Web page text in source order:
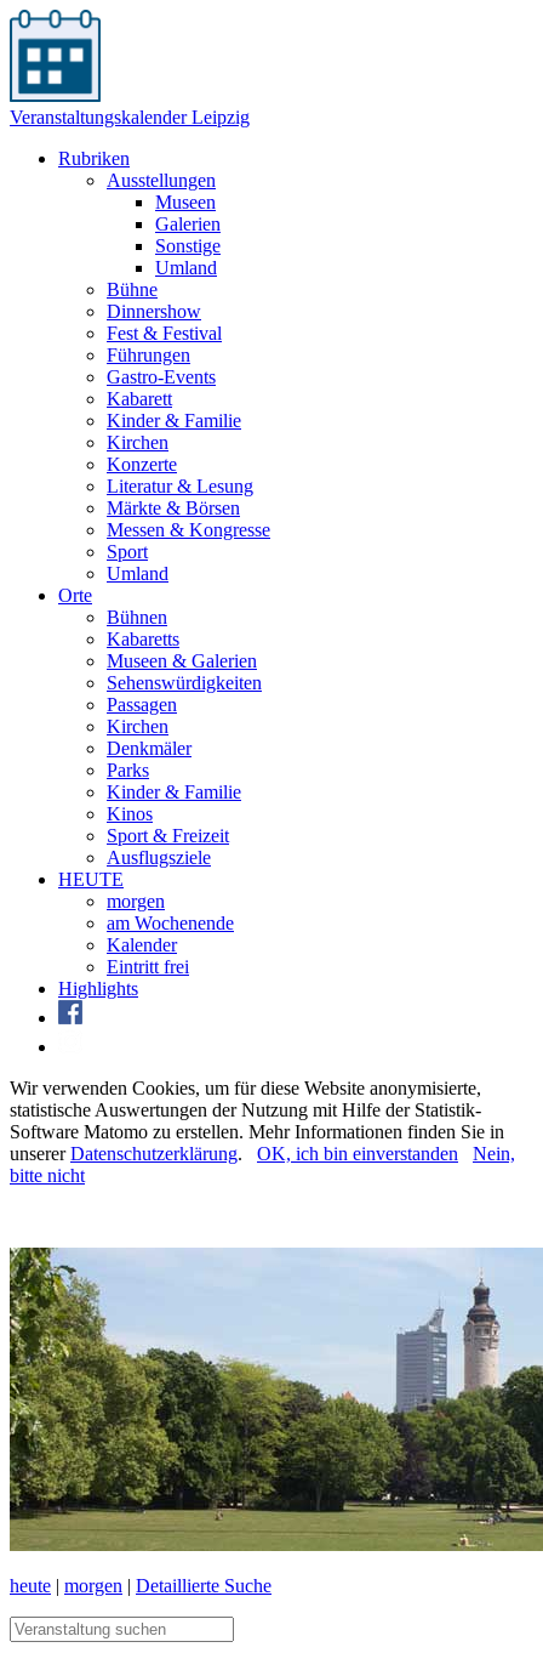
Veranstaltungskalender Leipzig
Rubriken
Ausstellungen
Museen
Galerien
Sonstige
Umland
Bühne
Dinnershow
Fest & Festival
Führungen
Gastro-Events
Kabarett
Kinder & Familie
Kirchen
Konzerte
Literatur & Lesung
Märkte & Börsen
Messen & Kongresse
Sport
Umland
Orte
Bühnen
Kabaretts
Museen & Galerien
Sehenswürdigkeiten
Passagen
Kirchen
Denkmäler
Parks
Kinder & Familie
Kinos
Sport & Freizeit
Ausflugsziele
HEUTE
morgen
am Wochenende
Kalender
Eintritt frei
Highlights
Wir verwenden Cookies, um für diese Website anonymisierte,
statistische Auswertungen der Nutzung mit Hilfe der Statistik-
Software Matomo zu erstellen. Mehr Informationen finden Sie in
unsererDatenschutzerklärung. OK, ich bin einverstanden
Nein,
bitte nicht
heute | morgen | Detaillierte Suche